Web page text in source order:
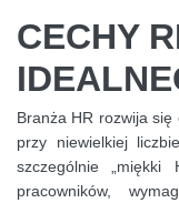
CECHY
Branża HR rozwija się
przy niewielkiej
szczególnie
pracowników,